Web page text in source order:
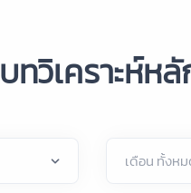
บทวิเคราะห์ห